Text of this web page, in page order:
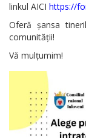
linkul AICI https://
Oferă șansa
comunității!
Vă mulțumim!